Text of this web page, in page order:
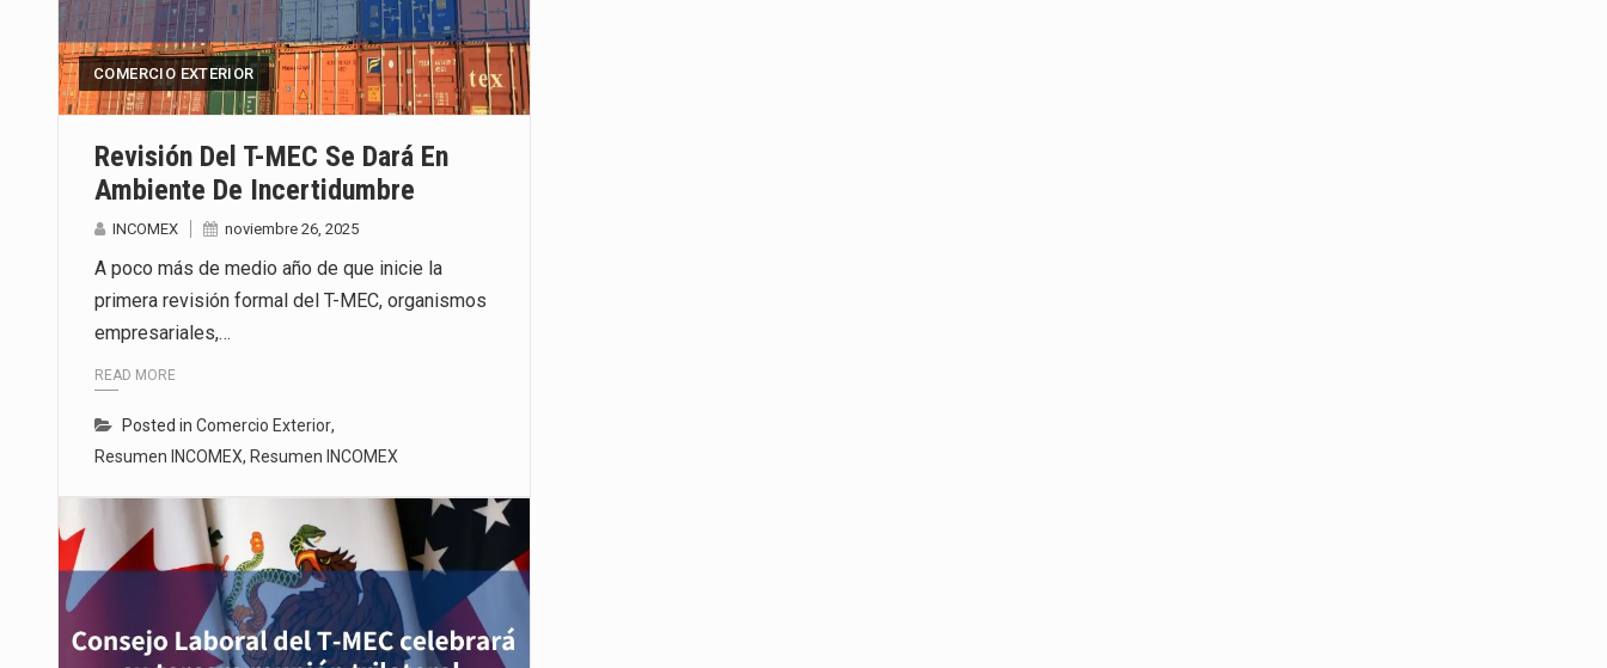
COMERCIO EXTERIOR
Revisión Del T-MEC Se Dará En
Ambiente De Incertidumbre
INCOMEX noviembre 26, 2025
A poco más de medio año de que inicie la
primera revisión formal del T-MEC, organismos
empresariales,…
READ MORE
Posted in Comercio Exterior,
Resumen INCOMEX, Resumen INCOMEX